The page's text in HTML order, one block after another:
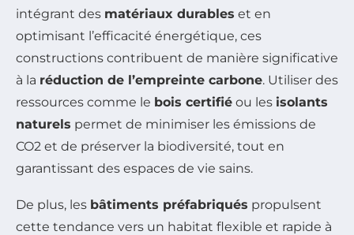
intégrant des matériaux durables et en
optimisant l’efficacité énergétique, ces
constructions contribuent de manière significative
à la réduction de l’empreinte carbone. Utiliser des
ressources comme le bois certifié ou les isolants
naturels permet de minimiser les émissions de
CO2 et de préserver la biodiversité, tout en
garantissant des espaces de vie sains.
De plus, les bâtiments préfabriqués propulsent
cette tendance vers un habitat flexible et rapide à